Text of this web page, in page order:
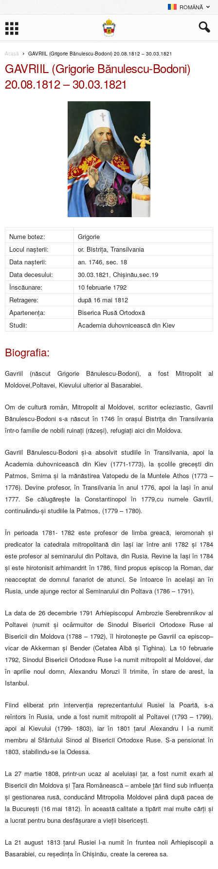
ROMÂNĂ
Acasă GAVRIIL (Grigorie Bănulescu-Bodoni) 20.08.1812 – 30.03.1821
GAVRIIL (Grigorie Bănulescu-Bodoni)
20.08.1812 – 30.03.1821
Nume botez:
Grigorie
Locul naşterii:
or. Bistrița, Transilvania
Data naşterii:
an. 1746, sec. 18
Data decesului:
30.03.1821, Chişinău,sec.19
Înscăunare:
10 februarie 1792
Retragere:
după 16 mai 1812
Apartenenţa:
Biserica Rusă Ortodoxă
Studii:
Academia duhovnicească din Kiev
Biografia:
Gavriil (născut Grigorie Bănulescu-Bodoni), a fost Mitropolit al
Moldovei,Poltavei, Kievului ulterior al Basarabiei.
Om de cultură român, Mitropolit al Moldovei, scriitor ecleziastic, Gavriil
Bănulescu-Bodoni s-a născut în 1746 în oraşul Bistriţa din Transilvania
într-o familie de nobili ruinaţi (răzeşi), refugiaţi aici din Moldova.
Gavriil Bănulescu-Bodoni şi-a absolvit studiile în Transilvania, apoi la
Academia duhovnicească din Kiev (1771-1773), la şcolile greceşti din
Patmos, Smirna şi la mănăstirea Vatopedu de la Muntele Athos (1773 –
1776). Devine profesor, în Transilvania în anul 1776, apoi la Iaşi în anul
1777. Se călugăreşte la Constantinopol în 1779,cu numele Gavriil,
continuându-şi studiile la Patmos, (1779 – 1780).
În perioada 1781- 1782 este profesor de limba greacă, ieromonah şi
predicator la catedrala mitropolitană din Iaşi iar între anii 1782 și 1784
este profesor al seminarului din Poltava, din Rusia. Revine la Iași în 1784
și este hirotonisit arhimandrit în 1786, fiind propus episcop la Roman, dar
neacceptat de domnul fanariot de atunci. Se întoarce în același an în
Rusia, unde ajunge rector al Seminarului din Poltava (1786 – 1791).
La data de 26 decembrie 1791 Arhiepiscopul Ambrozie Serebrennikov al
Poltavei (numit şi ocârmuitor de Sinodul Bisericii Ortodoxe Ruse al
Bisericii din Moldova (1788 – 1792), îl hirotoneşte pe Gavriil ca episcop–
vicar de Akkerman şi Bender (Cetatea Albă și Tighina). La 10 februarie
1792, Sinodul Bisericii Ortodoxe Ruse l-a numit mitropolit al Moldovei, dar
în aprilie noul domn, Alexandru Moruzi îl trimite, în stare de arest, la
Istanbul.
Fiind eliberat prin intervenţia reprezentantului Rusiei la Poartă, s-a
reîntors în Rusia, unde a fost numit mitropolit al Poltavei (1793 – 1799),
apoi al Kievului (1799- 1803), iar în 1801 ţarul Alexandru I l-a numit
membru al Sfântului Sinod al Bisericii Ortodoxe Ruse. S-a pensionat în
1803, stabilindu-se la Odessa.
La 27 martie 1808, printr-un ucaz al aceluiaşi ţar, a fost numit exarh al
Bisericii din Moldova şi Țara Românească – ambele ţări fiind sub influenţa
şi gestionarea rusă, conducând Mitropolia Moldovei până după pacea de
la Bucureşti (16 mai 1812). În această calitate a tipărit mai multe cărţi şi
a lucrat pentru buna desfăşurare a vieţii bisericeşti.
La 21 august 1813 ţarul Rusiei l-a numit în fruntea noii Arhiepiscopii a
Basarabiei, cu reşedinţa în Chişinău, create la cererea sa.